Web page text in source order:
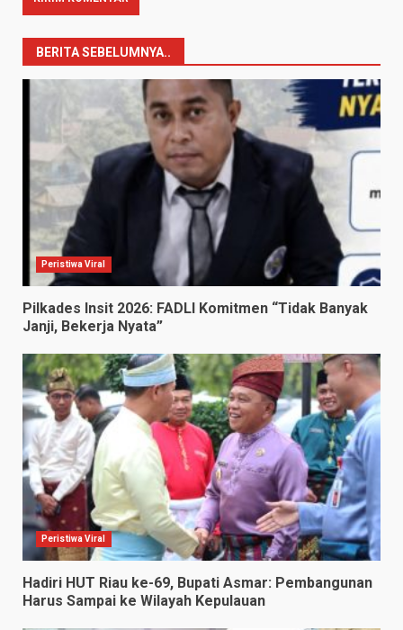
BERITA SEBELUMNYA..
Peristiwa Viral
Pilkades Insit 2026: FADLI Komitmen “Tidak Banyak
Janji, Bekerja Nyata”
Peristiwa Viral
Hadiri HUT Riau ke-69, Bupati Asmar: Pembangunan
Harus Sampai ke Wilayah Kepulauan